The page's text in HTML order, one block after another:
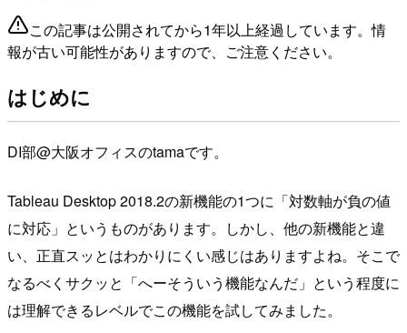
この記事は公開されてから1年以上経過しています。情
報が古い可能性がありますので、ご注意ください。
はじめに
DI部@大阪オフィスのtamaです。
Tableau Desktop 2018.2の新機能の1つに「対数軸が負の値
に対応」というものがあります。しかし、他の新機能と違
い、正直スッとはわかりにくい感じはありますよね。そこで
なるべくサクッと「へーそういう機能なんだ」という程度に
は理解できるレベルでこの機能を試してみました。